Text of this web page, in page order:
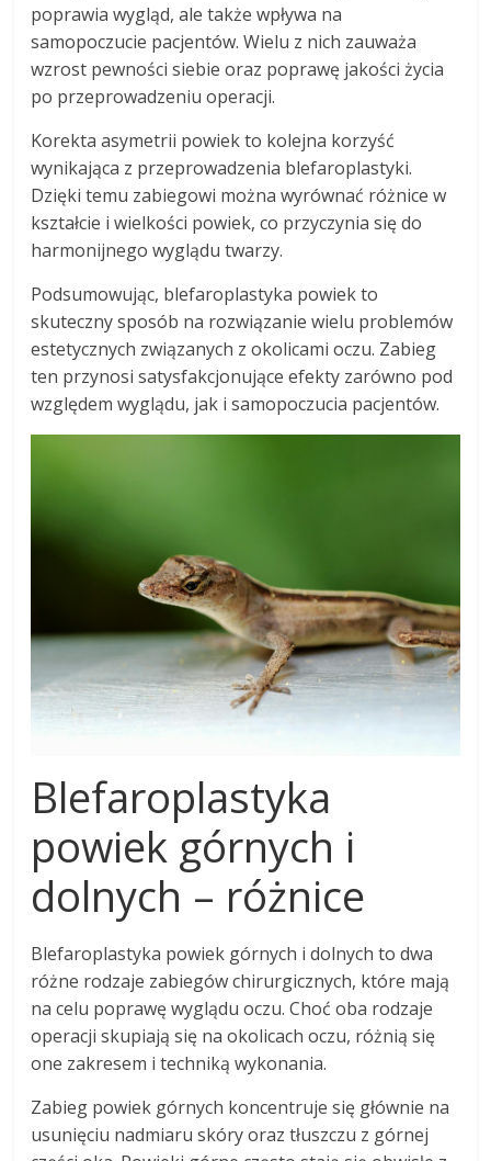
poprawia wygląd, ale także wpływa na
samopoczucie pacjentów. Wielu z nich zauważa
wzrost pewności siebie oraz poprawę jakości życia
po przeprowadzeniu operacji.
Korekta asymetrii powiek to kolejna korzyść
wynikająca z przeprowadzenia blefaroplastyki.
Dzięki temu zabiegowi można wyrównać różnice w
kształcie i wielkości powiek, co przyczynia się do
harmonijnego wyglądu twarzy.
Podsumowując, blefaroplastyka powiek to
skuteczny sposób na rozwiązanie wielu problemów
estetycznych związanych z okolicami oczu. Zabieg
ten przynosi satysfakcjonujące efekty zarówno pod
względem wyglądu, jak i samopoczucia pacjentów.
Blefaroplastyka
powiek górnych i
dolnych – różnice
Blefaroplastyka powiek górnych i dolnych to dwa
różne rodzaje zabiegów chirurgicznych, które mają
na celu poprawę wyglądu oczu. Choć oba rodzaje
operacji skupiają się na okolicach oczu, różnią się
one zakresem i techniką wykonania.
Zabieg powiek górnych koncentruje się głównie na
usunięciu nadmiaru skóry oraz tłuszczu z górnej